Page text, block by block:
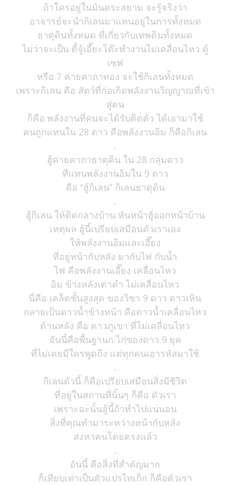
ถ้าใครอยู่ในมันตระสยาม จะรู้จริงว่า
อาจารย์จะนำกิเลนมาแทนอยู่ในการทั้งหมด
ธาตุดินทั้งหมด ที่เกี่ยวกับเทพดินทั้งหมด
ไม่ว่าจะเป็น ตี้จู้เอี๊ยะโต๊ะทำงานไม่เคลื่อนไหว ตู้
เซฟ
หรือ 7 ค่ายคาถาทอง จะใช้กิเลนทั้งหมด
เพราะกิเลน คือ สัตว์ที่ก่อเกิดพลังงานวิญญาณที่เข้า
สู่คน
ก็คือ พลังงานที่คนจะได้รับติดตัว ได้เอามาใช้
คนถูกแทนใน 28 ดาว คือพลังงานอิม ก็คือกิเลน
.
ฮู้ค่ายคาถาธาตุดิน ใน 28 กลุ่มดาว
ที่แทนพลังงานอิมใน 9 ดาว
คือ “ฮู้กิเลน” กิเลนธาตุดิน
.
ฮู้กิเลน ให้ติดกลางบ้าน หันหน้าฮู้ออกหน้าบ้าน
เหตุผล ฮู้นี้เปรียบเสมือนตัวเราเอง
ให้พลังงานอิมและเอี๊ยง
ที่อยู่หน้ากับหลัง มากับไฟ กับน้ำ
ไฟ คือพลังงานเอี๊ยง เคลื่อนไหว
อิม ข้างหลังเต่าดำ ไม่เคลื่อนไหว
นี่คือ เคล็ดชั้นสูงสุด ของวิชา 9 ดาว ดาวเหิน
กลายเป็นดาวน้ำข้างหน้า คือดาวน้ำเคลื่อนไหว
ด้านหลัง คือ ดาวภูเขา ที่ไม่เคลื่อนไหว
อันนี้คือพื้นฐานก.ไก่ของดาว 9 ยุค
ที่ไม่เคยมีใครพูดถึง แต่ทุกคนเอารหัสมาใช้
.
กิเลนตัวนี้ ก็คือเปรียบเสมือนสิ่งมีชีวิต
ที่อยู่ในสถานที่นั้นๆ ก็คือ ตัวเรา
เพราะฉะนั้นฮู้นี้ถ้าทำไปแน่นอน
สิ่งที่คุณทำมาระหว่างหน้ากับหลัง
ส่งหาคนโดยตรงแล้ว
.
อันนี้ คือสิ่งที่สำคัญมาก
ก็เทียบเท่าเป็นตัวแปรไทเก็ก ก็คือตัวเรา